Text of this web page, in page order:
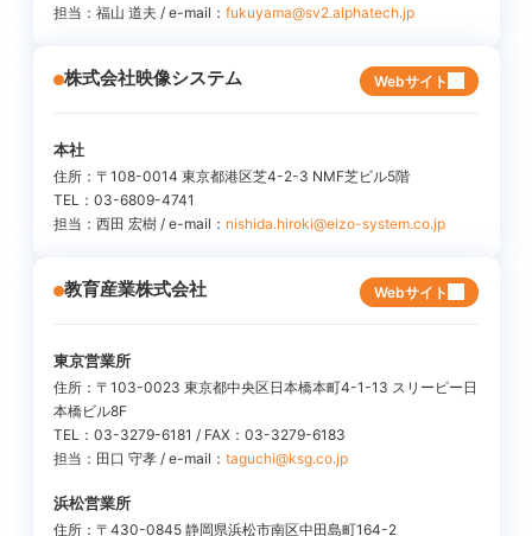
担当：福山 道夫 / e-mail： fukuyama@sv2.alphatech.jp
株式会社映像システム Webサイト
本社
住所：〒108-0014 東京都港区芝4-2-3 NMF芝ビル5階
TEL：03-6809-4741
担当：西田 宏樹 / e-mail： nishida.hiroki@eizo-system.co.jp
教育産業株式会社 Webサイト
東京営業所
住所：〒103-0023 東京都中央区日本橋本町4-1-13 スリーピー日
本橋ビル8F
TEL：03-3279-6181 / FAX：03-3279-6183
担当：田口 守孝 / e-mail： taguchi@ksg.co.jp
浜松営業所
住所：〒430-0845 静岡県浜松市南区中田島町164-2